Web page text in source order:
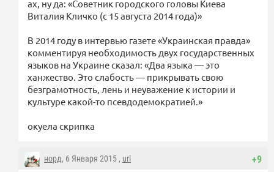
ах, ну да: «Советник городского головы Киева
Виталия Кличко (с 15 августа 2014 года)»
В 2014 году в интервью газете «Украинская правда»
комментируя необходимость двух государственных
языков на Украине сказал: «Два языка — это
ханжество. Это слабость — прикрывать свою
безграмотность, лень и неуважение к истории и
культуре какой-то псевдодемократией.»
окуела скрипка
+9
норд, 6 Января 2015 , url